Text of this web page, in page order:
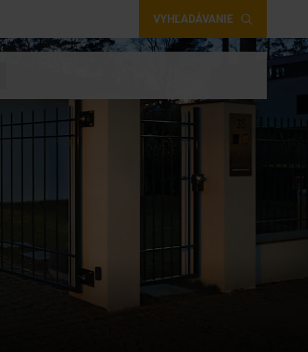
VYHĽADÁVANIE